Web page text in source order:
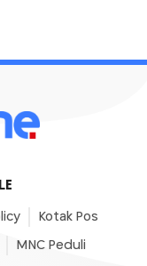
Kotak Pos
MNC Peduli